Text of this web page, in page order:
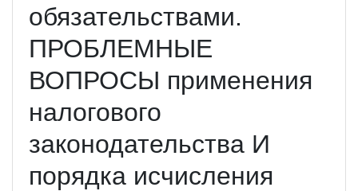
обязательствами.
ПРОБЛЕМНЫЕ
ВОПРОСЫ применения
налогового
законодательства И
порядка исчисления